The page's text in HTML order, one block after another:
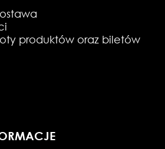
produktów oraz biletów